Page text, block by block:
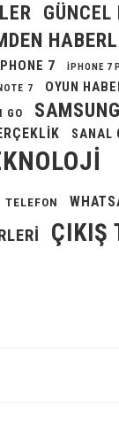
GÜNCEL
7 IPHONE 7
7 OYUN
GO SAMSUNG
SANAL
TELEFON
ÇIKIŞ